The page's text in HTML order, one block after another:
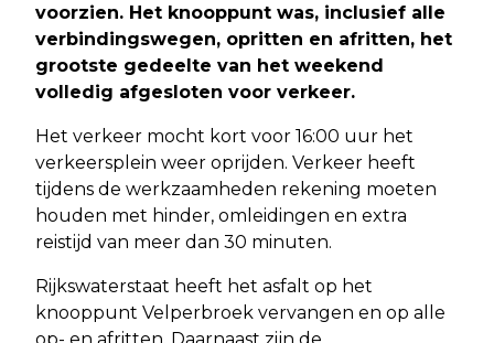
voorzien. Het knooppunt was, inclusief alle
verbindingswegen, opritten en afritten, het
grootste gedeelte van het weekend
volledig afgesloten voor verkeer.
Het verkeer mocht kort voor 16:00 uur het
verkeersplein weer oprijden. Verkeer heeft
tijdens de werkzaamheden rekening moeten
houden met hinder, omleidingen en extra
reistijd van meer dan 30 minuten.
Rijkswaterstaat heeft het asfalt op het
knooppunt Velperbroek vervangen en op alle